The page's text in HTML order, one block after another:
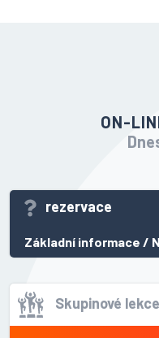
ON-
rezervace
Základní informace /
Skupinové lekce